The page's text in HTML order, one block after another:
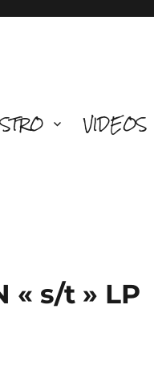
VIDEOS
« s/t » LP